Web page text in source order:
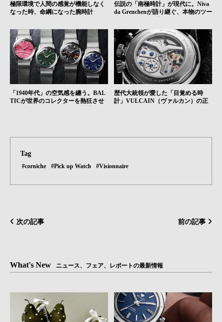
極限環境で人間の感覚が機能しなく
なった時、命綱になった腕時計
伝説の「南極時計」が現代に。Niva
da Grenchenが語り継ぐ、本物のツー
s #01
「1940年代」の空気感を纏う。BAL
TICが世界のコレクターを熱狂させ
歴代大統領が愛した「目覚める時
計」VULCAIN（ヴァルカン）の正
Tag
#corniche #Pick up Watch #Visionnaire
次の記事 前の記事
What's New ニュース、フェア、レポートの最新情報